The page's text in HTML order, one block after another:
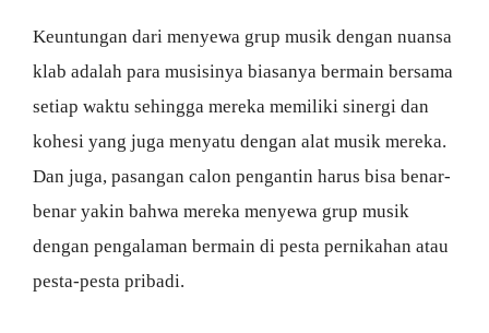
Keuntungan dari menyewa grup musik dengan nuansa
klab adalah para musisinya biasanya bermain bersama
setiap waktu sehingga mereka memiliki sinergi dan
kohesi yang juga menyatu dengan alat musik mereka.
Dan juga, pasangan calon pengantin harus bisa benar-
benar yakin bahwa mereka menyewa grup musik
dengan pengalaman bermain di pesta pernikahan atau
pesta-pesta pribadi.